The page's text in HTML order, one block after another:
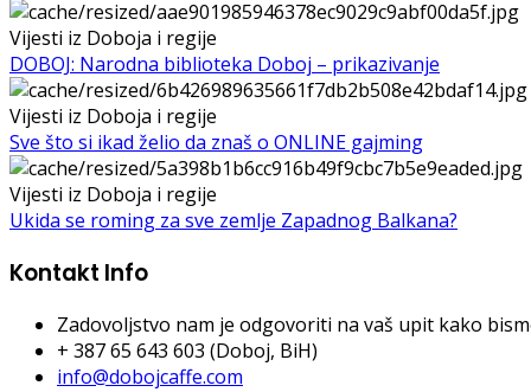
Vijesti iz Doboja i regije
DOBOJ: Narodna biblioteka Doboj – prikazivanje
Vijesti iz Doboja i regije
Sve što si ikad želio da znaš o ONLINE gajming
Vijesti iz Doboja i regije
Ukida se roming za sve zemlje Zapadnog Balkana?
Kontakt Info
Zadovoljstvo nam je odgovoriti na vaš upit kako
+ 387 65 643 603 (Doboj, BiH)
info@dobojcaffe.com